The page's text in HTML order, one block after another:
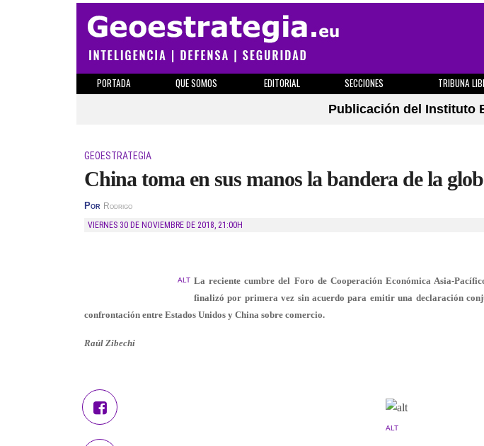
PORTADA QUE SOMOS EDITORIAL SECCIONES TRIBUNA
Publicación del Instituto
GEOESTRATEGIA
China toma en sus manos la bandera de la
Por Rodrigo
VIERNES 30 DE NOVIEMBRE DE 2018, 21:00H
ALT La reciente cumbre del Foro de Cooperación Económica Asia-
finalizó por primera vez sin acuerdo para emitir una declaración
confrontación entre Estados Unidos y China sobre comercio.
Raúl Zibechi
ALT